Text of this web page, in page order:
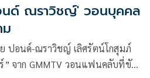
ด์ ณราวิชญ์' วอนบุคคล
ปอนด์-ณราวิชญ์ เลิศรัตน์โกสุมภ์
จาก GMMTV วอนแฟนคลับที่ขับ